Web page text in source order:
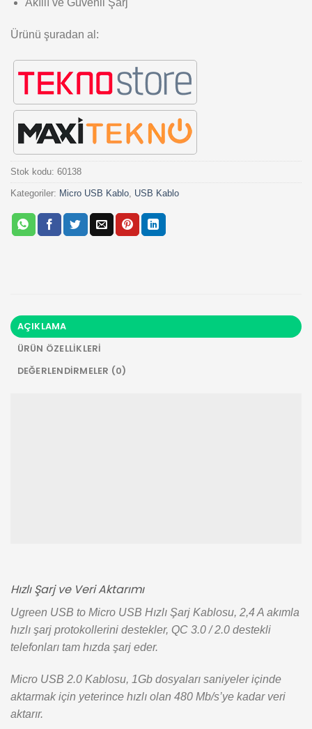
Ürünü şuradan al:
Stok kodu: 60138
Kategoriler: Micro USB Kablo, USB Kablo
AÇIKLAMA
ÜRÜN ÖZELLIKLERI
DEĞERLENDIRMELER (0)
Hızlı Şarj ve Veri Aktarımı
Ugreen USB to Micro USB Hızlı Şarj Kablosu, 2,4 A akımla
hızlı şarj protokollerini destekler, QC 3.0 / 2.0 destekli
telefonları tam hızda şarj eder.
Micro USB 2.0 Kablosu, 1Gb dosyaları saniyeler içinde
aktarmak için yeterince hızlı olan 480 Mb/s’ye kadar veri
aktarır.